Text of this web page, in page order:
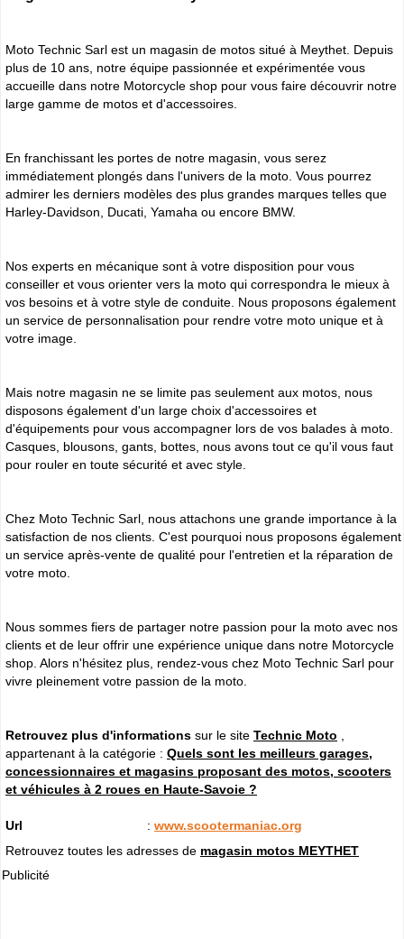
Moto Technic Sarl est un magasin de motos situé à Meythet. Depuis
plus de 10 ans, notre équipe passionnée et expérimentée vous
accueille dans notre Motorcycle shop pour vous faire découvrir notre
large gamme de motos et d'accessoires.
En franchissant les portes de notre magasin, vous serez
immédiatement plongés dans l'univers de la moto. Vous pourrez
admirer les derniers modèles des plus grandes marques telles que
Harley-Davidson, Ducati, Yamaha ou encore BMW.
Nos experts en mécanique sont à votre disposition pour vous
conseiller et vous orienter vers la moto qui correspondra le mieux à
vos besoins et à votre style de conduite. Nous proposons également
un service de personnalisation pour rendre votre moto unique et à
votre image.
Mais notre magasin ne se limite pas seulement aux motos, nous
disposons également d'un large choix d'accessoires et
d'équipements pour vous accompagner lors de vos balades à moto.
Casques, blousons, gants, bottes, nous avons tout ce qu'il vous faut
pour rouler en toute sécurité et avec style.
Chez Moto Technic Sarl, nous attachons une grande importance à la
satisfaction de nos clients. C'est pourquoi nous proposons également
un service après-vente de qualité pour l'entretien et la réparation de
votre moto.
Nous sommes fiers de partager notre passion pour la moto avec nos
clients et de leur offrir une expérience unique dans notre Motorcycle
shop. Alors n'hésitez plus, rendez-vous chez Moto Technic Sarl pour
vivre pleinement votre passion de la moto.
Retrouvez plus d'informations sur le site Technic Moto
appartenant à la catégorie : Quels sont les meilleurs garages,
concessionnaires et magasins proposant des motos, scooters
et véhicules à 2 roues en Haute-Savoie ?
Url : www.scootermaniac.org
Retrouvez toutes les adresses de magasin motos MEYTHET
Publicité